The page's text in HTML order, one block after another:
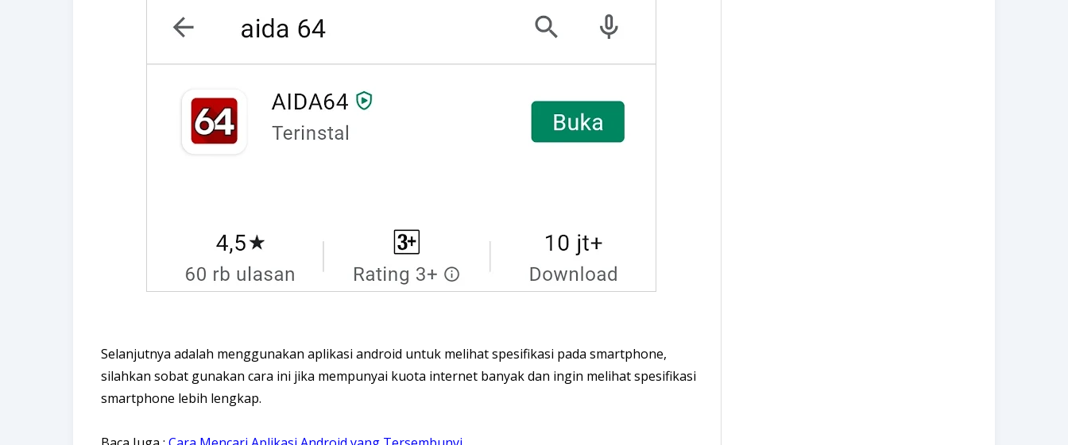
Selanjutnya adalah menggunakan aplikasi android untuk melihat spesifikasi pada smartphone,
silahkan sobat gunakan cara ini jika mempunyai kuota internet banyak dan ingin melihat spesifikasi
smartphone lebih lengkap.